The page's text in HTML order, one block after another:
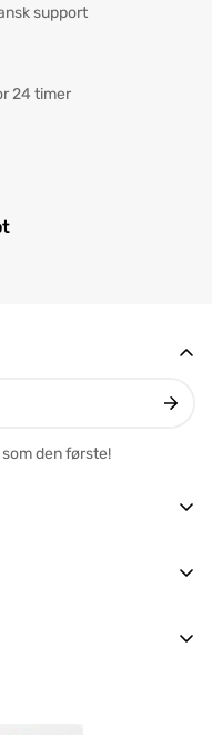
support
24 timer
den første!